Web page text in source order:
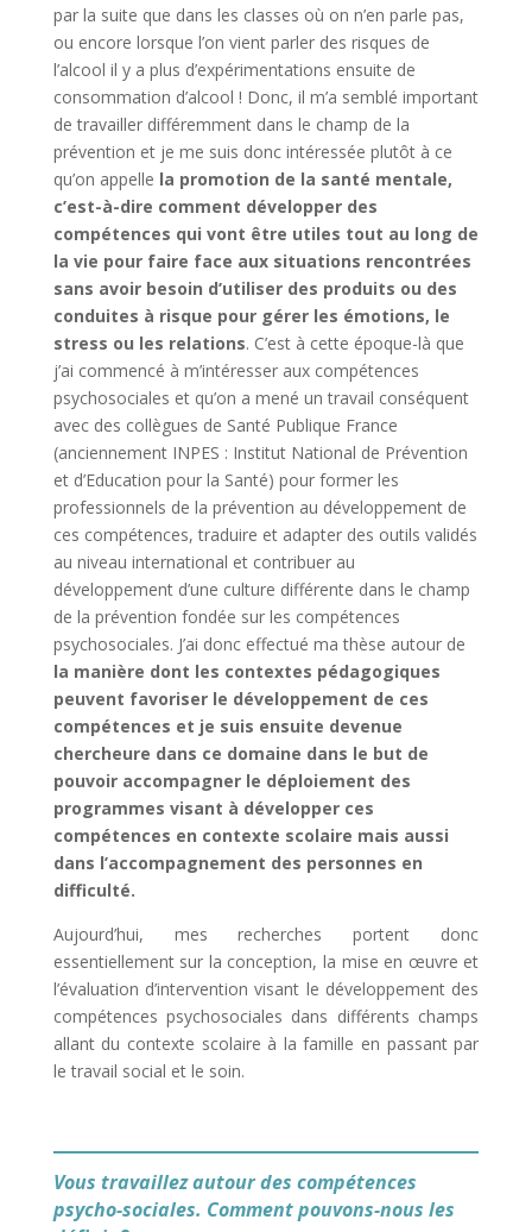
par la suite que dans les classes où on n’en parle pas,
ou encore lorsque l’on vient parler des risques de
l’alcool il y a plus d’expérimentations ensuite de
consommation d’alcool ! Donc, il m’a semblé important
de travailler différemment dans le champ de la
prévention et je me suis donc intéressée plutôt à ce
qu’on appelle la promotion de la santé mentale,
c’est-à-dire comment développer des
compétences qui vont être utiles tout au long de
la vie pour faire face aux situations rencontrées
sans avoir besoin d’utiliser des produits ou des
conduites à risque pour gérer les émotions, le
stress ou les relations. C’est à cette époque-là que
j’ai commencé à m’intéresser aux compétences
psychosociales et qu’on a mené un travail conséquent
avec des collègues de Santé Publique France
(anciennement INPES : Institut National de Prévention
et d’Education pour la Santé) pour former les
professionnels de la prévention au développement de
ces compétences, traduire et adapter des outils validés
au niveau international et contribuer au
développement d’une culture différente dans le champ
de la prévention fondée sur les compétences
psychosociales. J’ai donc effectué ma thèse autour de
la manière dont les contextes pédagogiques
peuvent favoriser le développement de ces
compétences et je suis ensuite devenue
chercheure dans ce domaine dans le but de
pouvoir accompagner le déploiement des
programmes visant à développer ces
compétences en contexte scolaire mais aussi
dans l’accompagnement des personnes en
difficulté.
Aujourd’hui, mes recherches portent donc
essentiellement sur la conception, la mise en œuvre et
l’évaluation d’intervention visant le développement des
compétences psychosociales dans différents champs
allant du contexte scolaire à la famille en passant par
le travail social et le soin.
Vous travaillez autour des compétences
psycho-sociales. Comment pouvons-nous les